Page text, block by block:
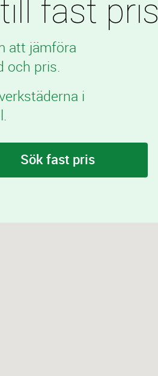
fast pris
att jämföra
och pris.
i
Sök fast pris